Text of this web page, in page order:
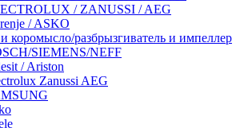
/ ZANUSSI / AEG
/ ASKO
коромысло/разбрызгиватель и импеллер
SIEMENS/NEFF
/ Ariston
Zanussi AEG